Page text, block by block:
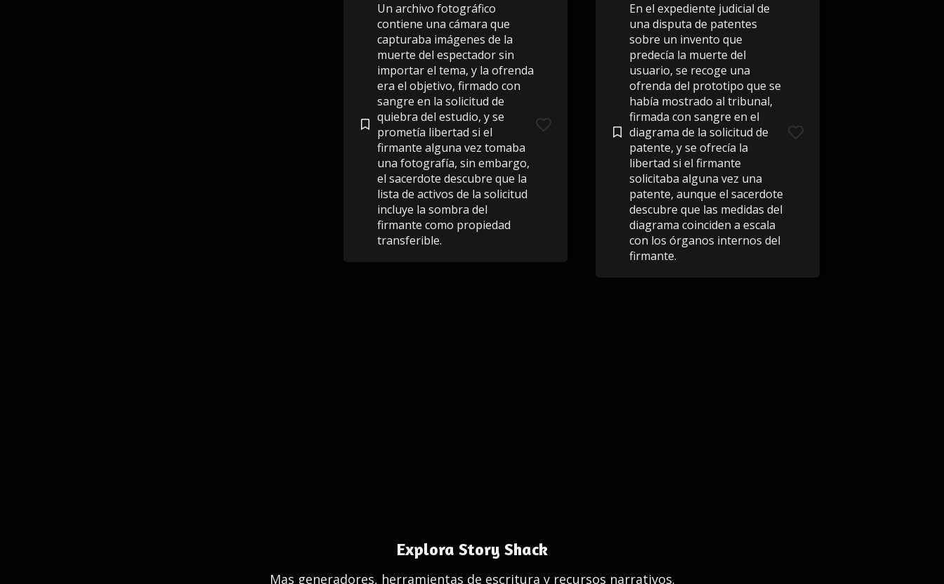
Un archivo fotográfico
contiene una cámara que
capturaba imágenes de la
muerte del espectador sin
importar el tema, y ​​la ofrenda
era el objetivo, firmado con
sangre en la solicitud de
quiebra del estudio, y se
prometía libertad si el
firmante alguna vez tomaba
una fotografía, sin embargo,
el sacerdote descubre que la
lista de activos de la solicitud
incluye la sombra del
firmante como propiedad
transferible.
En el expediente judicial de
una disputa de patentes
sobre un invento que
predecía la muerte del
usuario, se recoge una
ofrenda del prototipo que se
había mostrado al tribunal,
firmada con sangre en el
diagrama de la solicitud de
patente, y se ofrecía la
libertad si el firmante
solicitaba alguna vez una
patente, aunque el sacerdote
descubre que las medidas del
diagrama coinciden a escala
con los órganos internos del
firmante.
Explora Story Shack
Mas generadores, herramientas de escritura y recursos narrativos.